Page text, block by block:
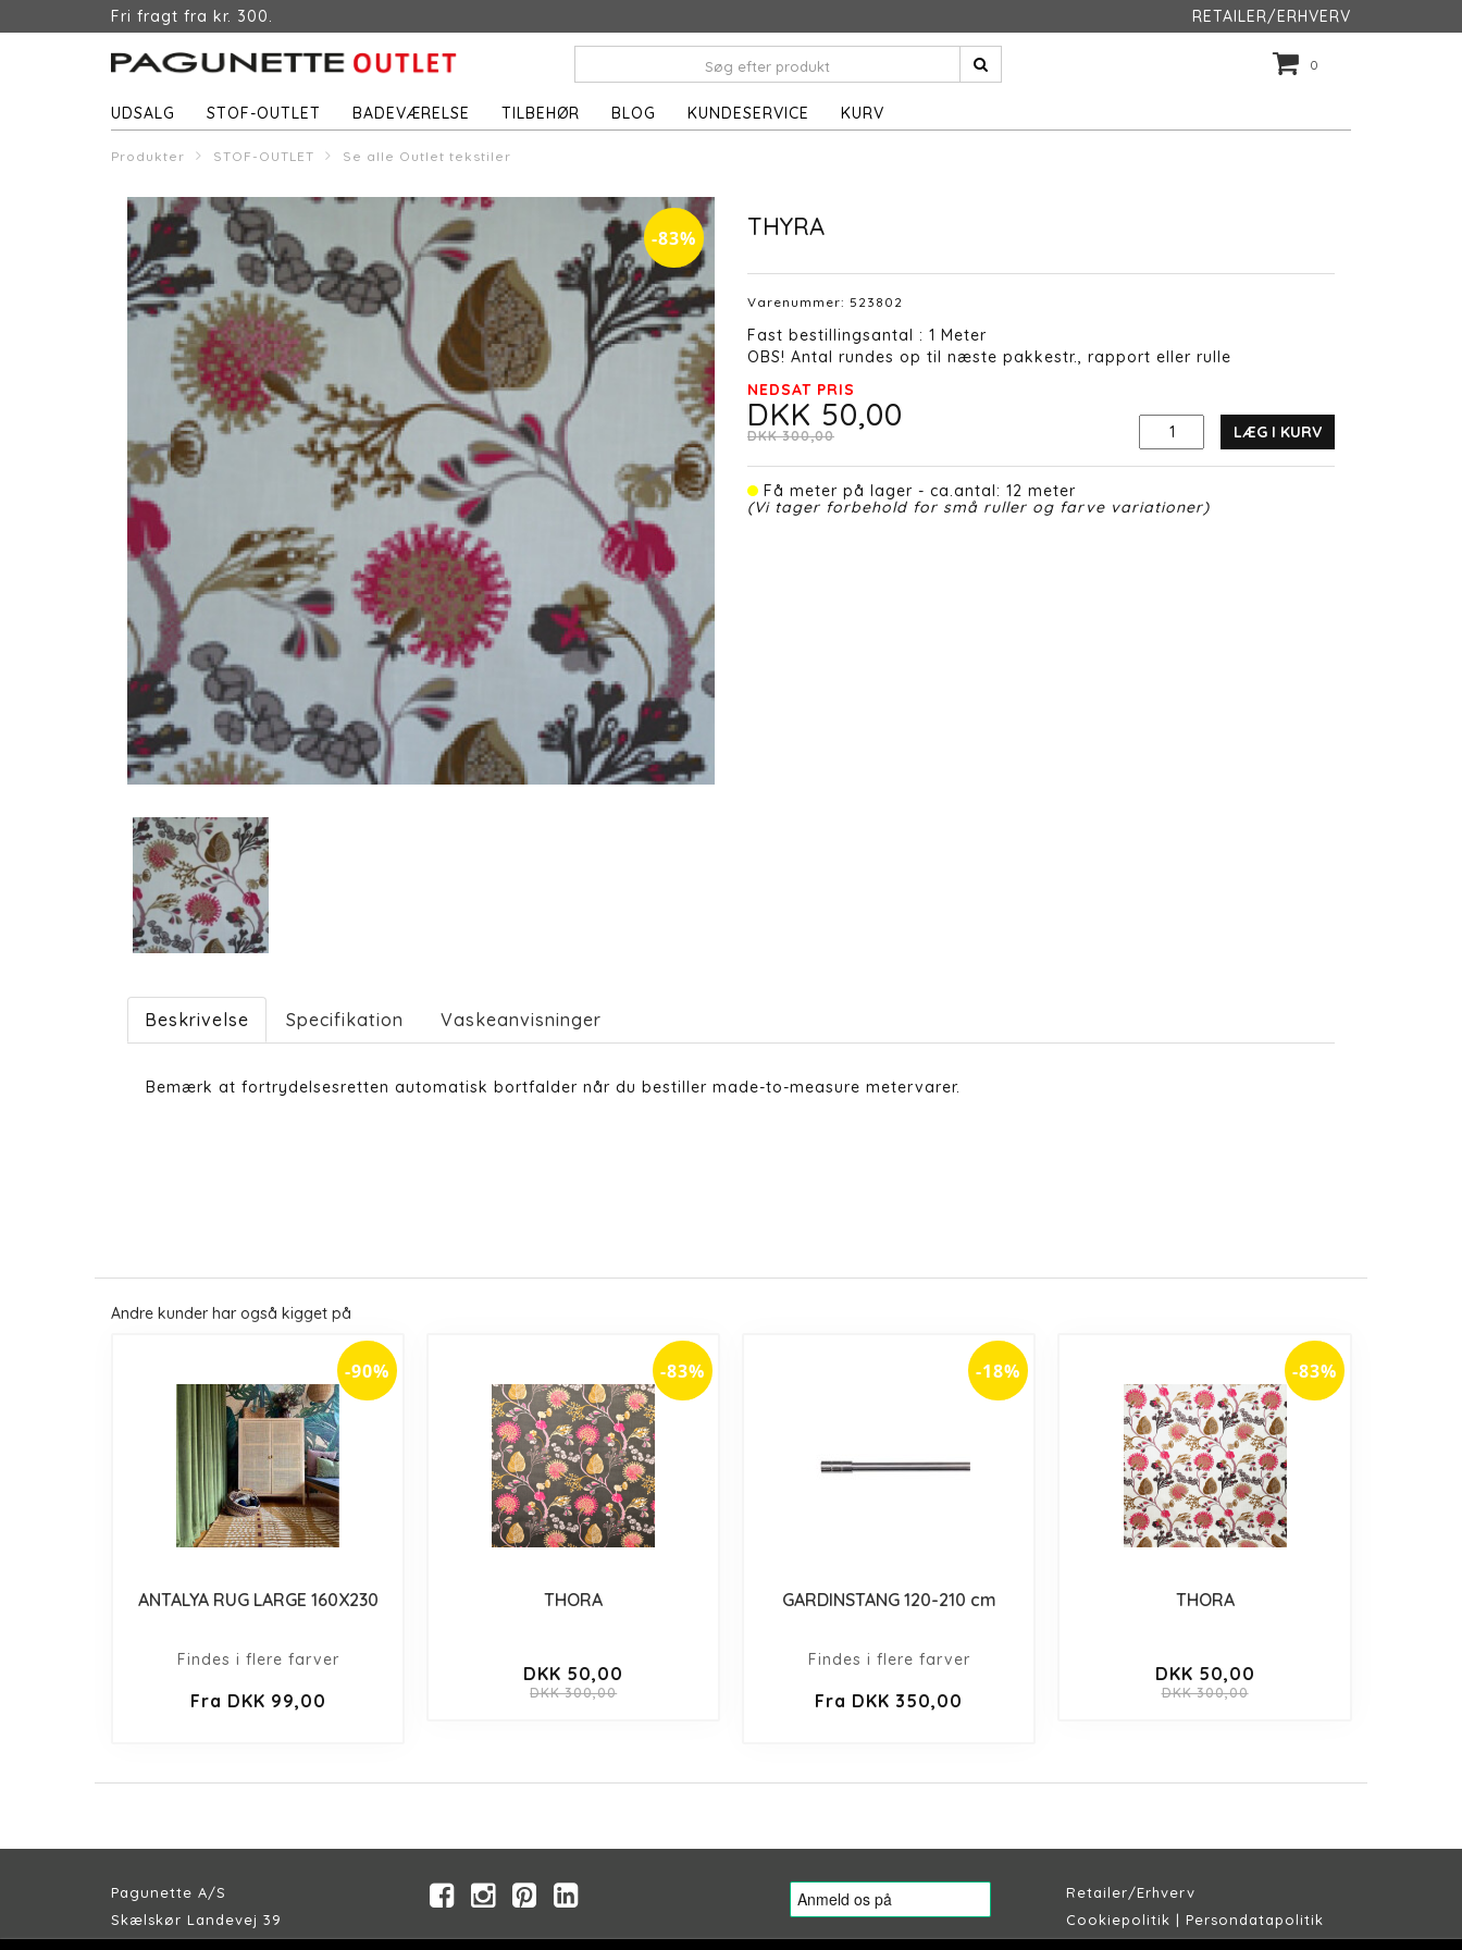
Fri fragt fra kr. 300. RETAILER/ERHVERV
0
UDSALG STOF-OUTLET BADEVÆRELSE TILBEHØR BLOG KUNDESERVICE KURV
Produkter STOF-OUTLET Se alle Outlet tekstiler
-83% THYRA
Varenummer: 523802
Fast bestillingsantal : 1 Meter
OBS! Antal rundes op til næste pakkestr., rapport eller rulle
NEDSAT PRIS
DKK 50,00
DKK 300,00 LÆG I KURV
Få meter på lager - ca.antal: 12 meter
(Vi tager forbehold for små ruller og farve variationer)
Beskrivelse Specifikation Vaskeanvisninger
Bemærk at fortrydelsesretten automatisk bortfalder når du bestiller made-to-measure metervarer.
Andre kunder har også kigget på
-90%
ANTALYA RUG LARGE 160X230
Findes i flere farver
Fra DKK 99,00
-83%
THORA
DKK 50,00
DKK 300,00
-18%
GARDINSTANG 120-210 cm
Findes i flere farver
Fra DKK 350,00
-83%
THORA
DKK 50,00
DKK 300,00
Pagunette A/S
Skælskør Landevej 39
Retailer/Erhverv
Cookiepolitik | Persondatapolitik